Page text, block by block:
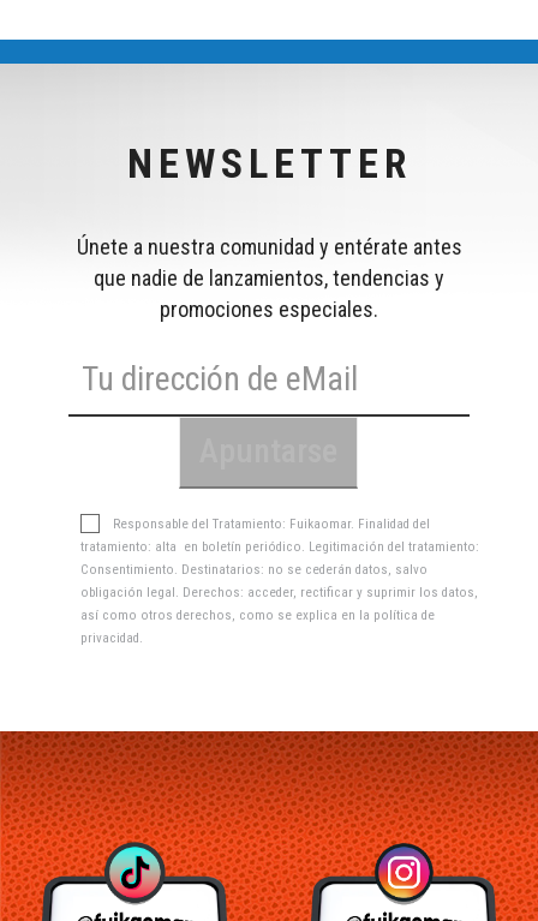
NEWSLETTER
Únete a nuestra comunidad y entérate antes
que nadie de lanzamientos, tendencias y
promociones especiales.
Responsable del Tratamiento: Fuikaomar. Finalidad del
tratamiento: alta en boletín periódico. Legitimación del tratamiento:
Consentimiento. Destinatarios: no se cederán datos, salvo
obligación legal. Derechos: acceder, rectificar y suprimir los datos,
así como otros derechos, como se explica en la política de
privacidad